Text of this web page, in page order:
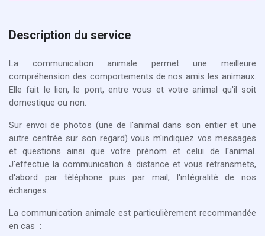
Description du service
La communication animale permet une meilleure
compréhension des comportements de nos amis les animaux.
Elle fait le lien, le pont, entre vous et votre animal qu'il soit
domestique ou non.
Sur envoi de photos (une de l'animal dans son entier et une
autre centrée sur son regard) vous m'indiquez vos messages
et questions ainsi que votre prénom et celui de l'animal.
J'effectue la communication à distance et vous retransmets,
d'abord par téléphone puis par mail, l'intégralité de nos
échanges.
La communication animale est particulièrement recommandée
en cas :